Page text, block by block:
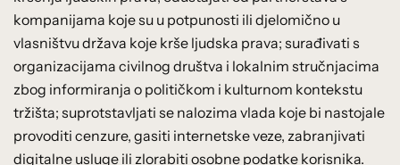
kompanijama koje su u potpunosti ili djelomično u
vlasništvu država koje krše ljudska prava; surađivati s
organizacijama civilnog društva i lokalnim stručnjacima
zbog informiranja o političkom i kulturnom kontekstu
tržišta; suprotstavljati se nalozima vlada koje bi nastojale
provoditi cenzure, gasiti internetske veze, zabranjivati
digitalne usluge ili zlorabiti osobne podatke korisnika.